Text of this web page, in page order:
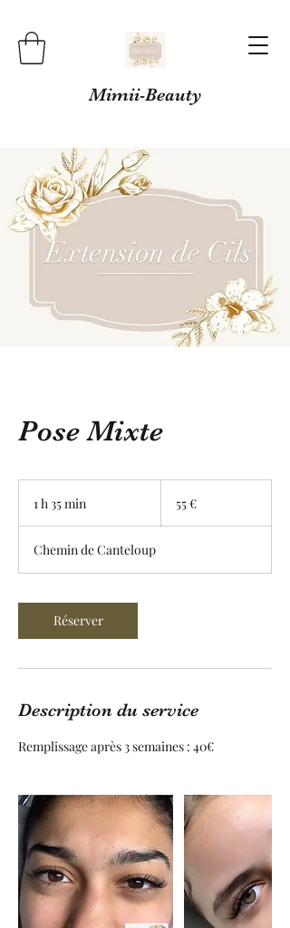
Mimii-Beauty
Pose Mixte
1 h 35 min
m
i
55 €
Chemin de Canteloup
Réserver
Description du service
Remplissage après 3 semaines : 40€